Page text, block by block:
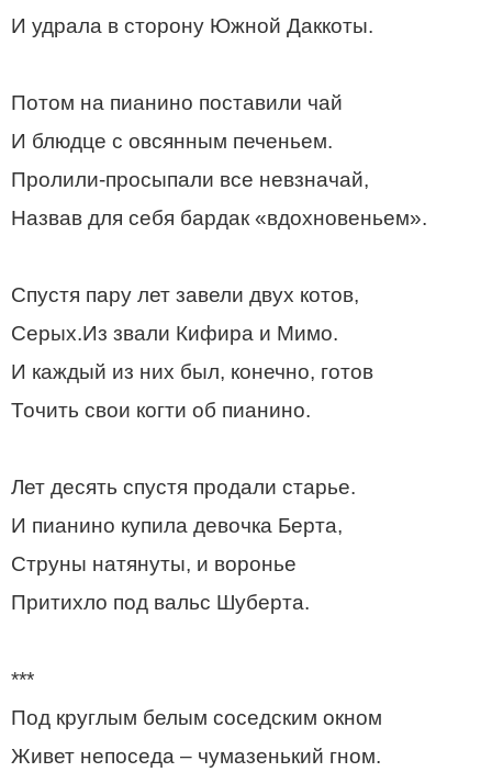
И удрала в сторону Южной Даккоты.
Потом на пианино поставили чай
И блюдце с овсянным печеньем.
Пролили-просыпали все невзначай,
Назвав для себя бардак «вдохновеньем».
Спустя пару лет завели двух котов,
Серых.Из звали Кифира и Мимо.
И каждый из них был, конечно, готов
Точить свои когти об пианино.
Лет десять спустя продали старье.
И пианино купила девочка Берта,
Струны натянуты, и воронье
Притихло под вальс Шуберта.
***
Под круглым белым соседским окном
Живет непоседа – чумазенький гном.